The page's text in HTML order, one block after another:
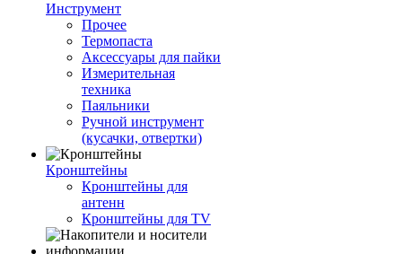
Инструмент
Прочее
Термопаста
Аксессуары для пайки
Измерительная
техника
Паяльники
Ручной инструмент
(кусачки, отвертки)
Кронштейны
Кронштейны для
антенн
Кронштейны для TV